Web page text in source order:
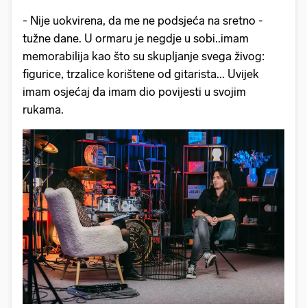
- Nije uokvirena, da me ne podsjeća na sretno -
tužne dane. U ormaru je negdje u sobi..imam
memorabilija kao što su skupljanje svega živog:
figurice, trzalice korištene od gitarista... Uvijek
imam osjećaj da imam dio povijesti u svojim
rukama.